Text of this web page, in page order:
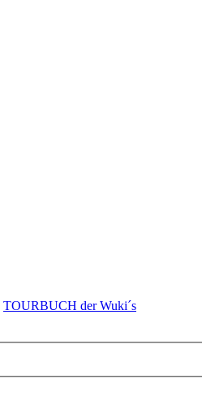
TOURBUCH der Wuki´s